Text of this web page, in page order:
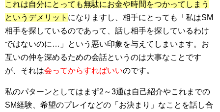
これは自分にとっても無駄にお金や時間をつかってしまう
というデメリット になりますし、相手にとっても「私はSM
相手を探しているのであって、話し相手を探しているわけ
ではないのに…」という悪い印象を与えてしまいます。お
互いの仲を深めるための会話というのは大事なことです
が、それは会ってからすればいいのです。
私のパターンとしてはまず2～3通は自己紹介やこれまでの
SM経験、希望のプレイなどの「お決まり」なことを話し合